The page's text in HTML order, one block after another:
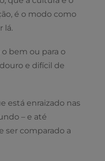
é o modo como
lá.
o bem ou para o
e difícil de
está enraizado nas
– e até
ser comparado a